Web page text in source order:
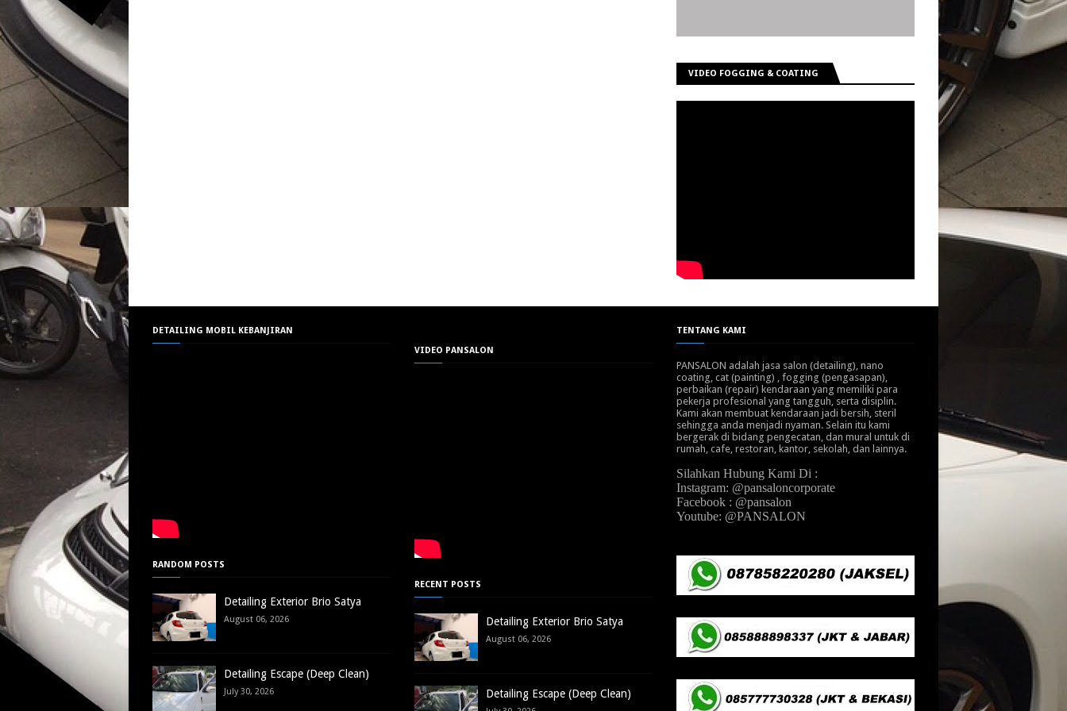
VIDEO FOGGING & COATING
DETAILING MOBIL KEBANJIRAN
RANDOM POSTS
Detailing Exterior Brio Satya
August 06, 2026
Detailing Escape (Deep Clean)
July 30, 2026
VIDEO PANSALON
RECENT POSTS
Detailing Exterior Brio Satya
August 06, 2026
Detailing Escape (Deep Clean)
TENTANG KAMI
PANSALON adalah jasa salon (detailing), nano
coating, cat (painting) , fogging (pengasapan),
perbaikan (repair) kendaraan yang memiliki para
pekerja profesional yang tangguh, serta disiplin.
Kami akan membuat kendaraan jadi bersih, steril
sehingga anda menjadi nyaman. Selain itu kami
bergerak di bidang pengecatan, dan mural untuk di
rumah, cafe, restoran, kantor, sekolah, dan lainnya.
Silahkan Hubung Kami Di :
Instagram: @pansaloncorporate
Facebook : @pansalon
Youtube: @PANSALON